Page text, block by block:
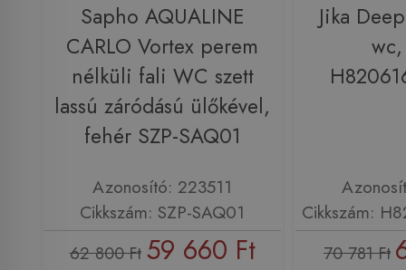
Sapho AQUALINE
CARLO Vortex perem
nélküli fali WC szett
lassú záródású ülőkével,
fehér SZP-SAQ01
Azonosító: 223511
Cikkszám: SZP-SAQ01
62 800 Ft 59 660 Ft
Jika
Cikkszám:
70 781 Ft